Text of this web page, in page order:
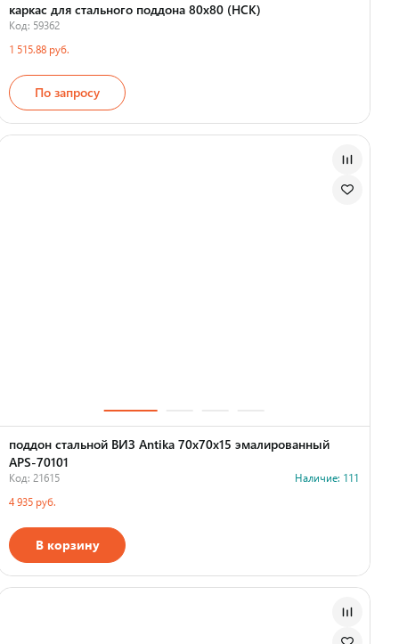
каркас для стального поддона 80х80 (НСК)
Код: 59362
1 515.88 руб.
По запросу
поддон стальной ВИЗ Antika 70х70х15 эмалированный
APS-70101
Код: 21615
Наличие: 111
4 935 руб.
В корзину